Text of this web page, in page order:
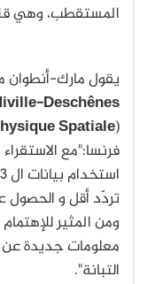
المستقطب، وهي قناة ال353
يقول مارك-
Deschênes
(
Spatiale
فرنسا:"مع
تردّد أقل و الحصول
معلومات جديدة
التبانة".